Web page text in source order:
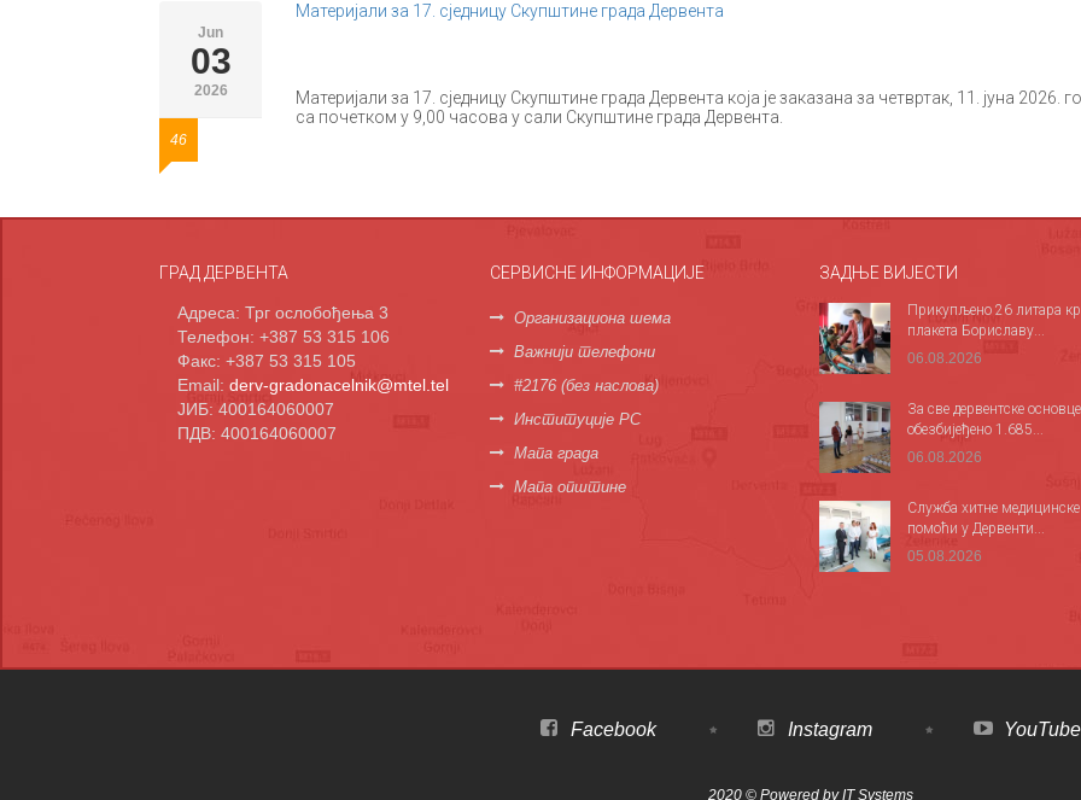
Jun
03
2026
46
Материјали за 17. сједницу Скупштине града Дервента
Материјали за 17. сједницу Скупштине града Дервента која је заказана за четвртак, 11. јуна 2026.
са почетком у 9,00 часова у сали Скупштине града Дервента.
ГРАД ДЕРВЕНТА
Адреса: Трг ослобођења 3
Телефон: +387 53 315 106
Факс: +387 53 315 105
Email: derv-gradonacelnik@mtel.tel
ЈИБ: 400164060007
ПДВ: 400164060007
СЕРВИСНЕ ИНФОРМАЦИЈЕ
Организациона шема
Важнији телефони
#2176 (без наслова)
Институције РС
Мапа града
Мапа општине
ЗАДЊЕ ВИЈЕСТИ
Прикупљено 26 литара
плакета Бориславу...
06.08.2026
За све дервентске основце
обезбијеђено 1.685...
06.08.2026
Служба хитне медицинске
помоћи у Дервенти...
05.08.2026
Facebook Instagram YouTube
2020 © Powered byIT Systems